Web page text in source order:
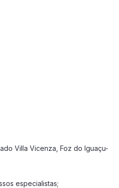
Villa Vicenza, Foz do Iguaçu-
especialistas;